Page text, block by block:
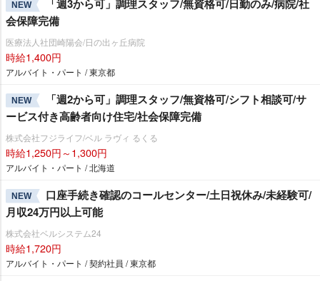
NEW
「週3から可」調理スタッフ/無資格可/日勤のみ/病院/社
会保障完備
医療法人社団崎陽会/日の出ヶ丘病院
時給1,400円
アルバイト・パート / 東京都
NEW
「週2から可」調理スタッフ/無資格可/シフト相談可/サ
ービス付き高齢者向け住宅/社会保障完備
株式会社フジライフ/ベル ラヴィ るくる
時給1,250円～1,300円
アルバイト・パート / 北海道
NEW
口座手続き確認のコールセンター/土日祝休み/未経験可/
月収24万円以上可能
株式会社ベルシステム24
時給1,720円
アルバイト・パート / 契約社員 / 東京都